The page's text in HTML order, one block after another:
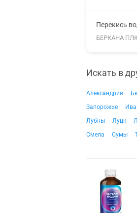
Перекись
БЕРКАНА
Искать в
Александрия
Запорожье
Лубны
Луцк
Смела
Сумы